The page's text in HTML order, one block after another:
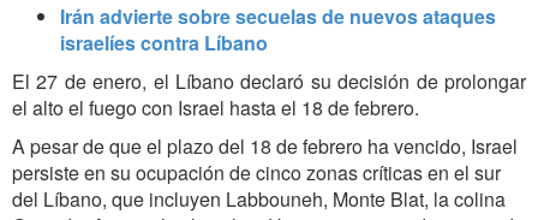
Irán advierte sobre secuelas de nuevos ataques
israelíes contra Líbano
El 27 de enero, el Líbano declaró su decisión de prolongar
el alto el fuego con Israel hasta el 18 de febrero.
A pesar de que el plazo del 18 de febrero ha vencido, Israel
persiste en su ocupación de cinco zonas críticas en el sur
del Líbano, que incluyen Labbouneh, Monte Blat, la colina